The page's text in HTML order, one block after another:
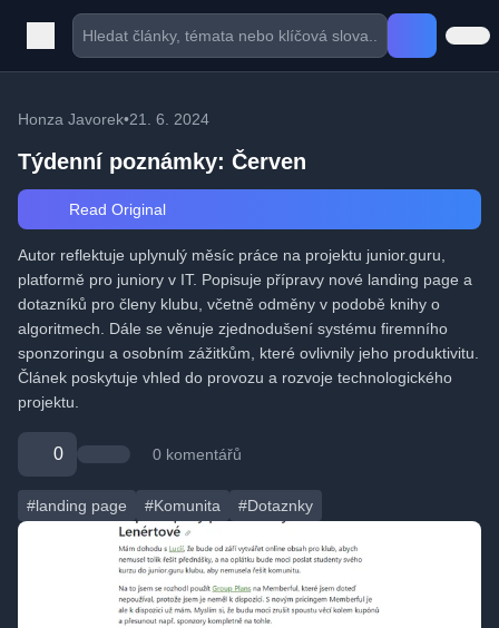
Honza Javorek•21. 6. 2024
Týdenní poznámky: Červen
Read Original
Autor reflektuje uplynulý měsíc práce na projektu junior.guru,
platformě pro juniory v IT. Popisuje přípravy nové landing page a
dotazníků pro členy klubu, včetně odměny v podobě knihy o
algoritmech. Dále se věnuje zjednodušení systému firemního
sponzoringu a osobním zážitkům, které ovlivnily jeho produktivitu.
Článek poskytuje vhled do provozu a rozvoje technologického
projektu.
0 0 komentářů
#landing page #Komunita #Dotaznky